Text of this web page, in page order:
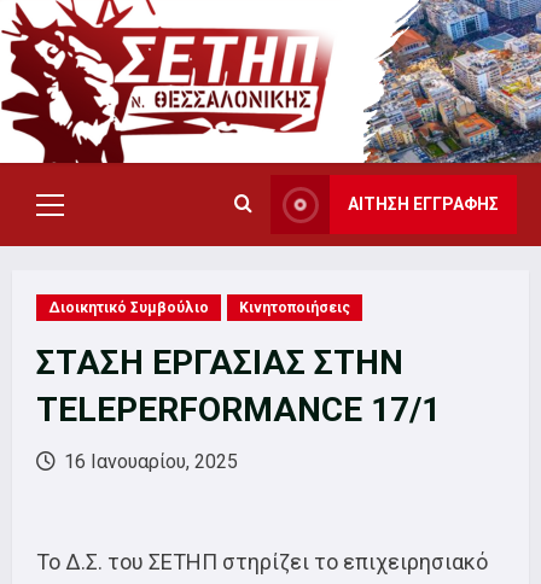
Skip
to
content
Primary
Menu
ΑΙΤΗΣΗ ΕΓΓΡΑΦΗΣ
Διοικητικό Συμβούλιο Κινητοποιήσεις
ΣΤΑΣΗ ΕΡΓΑΣΙΑΣ ΣΤΗΝ
TELEPERFORMANCE 17/1
16 Ιανουαρίου, 2025
Το Δ.Σ. του ΣΕΤΗΠ στηρίζει το επιχειρησιακό